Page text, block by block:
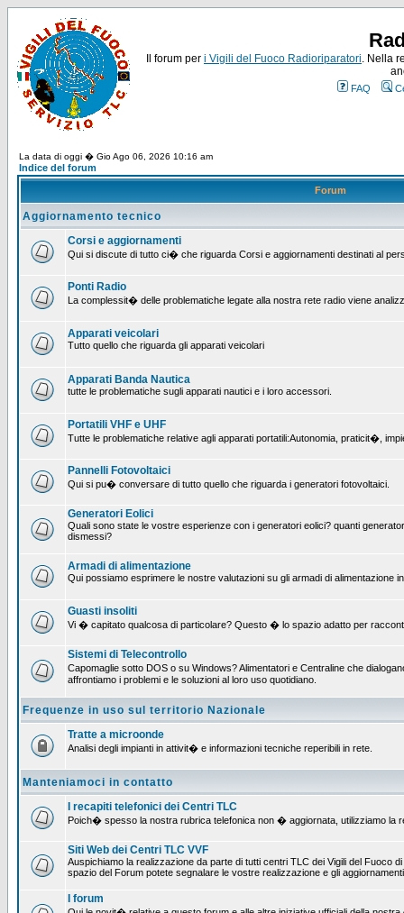
Il forum per i Vigili del Fuoco Radioriparatori. Nella
FAQ
La data di oggi � Gio Ago 06, 2026 10:16 am
Indice del forum
Forum
Aggiornamento tecnico
Corsi e aggiornamenti
Qui si discute di tutto ci� che riguarda Corsi e aggiornamenti destinati al
Ponti Radio
La complessit� delle problematiche legate alla nostra rete radio viene
Apparati veicolari
Tutto quello che riguarda gli apparati veicolari
Apparati Banda Nautica
tutte le problematiche sugli apparati nautici e i loro accessori.
Portatili VHF e UHF
Tutte le problematiche relative agli apparati portatili:Autonomia, praticit�,
Pannelli Fotovoltaici
Qui si pu� conversare di tutto quello che riguarda i generatori fotovoltaici.
Generatori Eolici
Quali sono state le vostre esperienze con i generatori eolici? quanti
dismessi?
Armadi di alimentazione
Qui possiamo esprimere le nostre valutazioni su gli armadi di alimentazione
Guasti insoliti
Vi � capitato qualcosa di particolare? Questo � lo spazio adatto per
Sistemi di Telecontrollo
Capomaglie sotto DOS o su Windows? Alimentatori e Centraline che
affrontiamo i problemi e le soluzioni al loro uso quotidiano.
Frequenze in uso sul territorio Nazionale
Tratte a microonde
Analisi degli impianti in attivit� e informazioni tecniche reperibili in rete.
Manteniamoci in contatto
I recapiti telefonici dei Centri TLC
Poich� spesso la nostra rubrica telefonica non � aggiornata, utilizziamo la
Siti Web dei Centri TLC VVF
Auspichiamo la realizzazione da parte di tutti centri TLC dei Vigili del Fuoco
spazio del Forum potete segnalare le vostre realizzazione e gli
I forum